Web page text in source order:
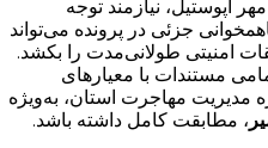
آپوستیل، نیازمند توجه
جزئی در پرونده می‌تواند
امنیتی طولانی‌مدت را بکشد.
مستندات با معیارهای
مدیریت مهاجرت استان، به‌ویژه
، مطابقت کامل داشته باشد.